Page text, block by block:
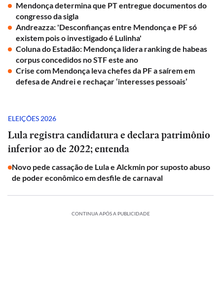
Mendonça determina que PT entregue documentos do
congresso da sigla
Andreazza: 'Desconfianças entre Mendonça e PF só
existem pois o investigado é Lulinha'
Coluna do Estadão: Mendonça lidera ranking de habeas
corpus concedidos no STF este ano
Crise com Mendonça leva chefes da PF a saírem em
defesa de Andrei e rechaçar ‘interesses pessoais’
ELEIÇÕES 2026
Lula registra candidatura e declara patrimônio
inferior ao de 2022; entenda
Novo pede cassação de Lula e Alckmin por suposto abuso
de poder econômico em desfile de carnaval
CONTINUA APÓS A PUBLICIDADE